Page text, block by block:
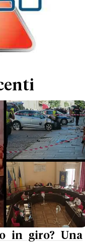
in giro? Una